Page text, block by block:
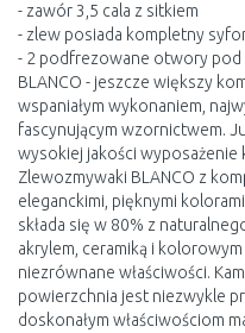
- zawór 3,5 cala z sitkiem
- zlew posiada kompletny
- 2 podfrezowane otwory pod
BLANCO - jeszcze większy
wspaniałym wykonaniem,
fascynującym wzornictwem.
wysokiej jakości wyposażenie
Zlewozmywaki BLANCO z
eleganckimi, pięknymi
składa się w 80% z
akrylem, ceramiką i
niezrównane właściwości.
powierzchnia jest niezwykle
doskonałym właściwościom